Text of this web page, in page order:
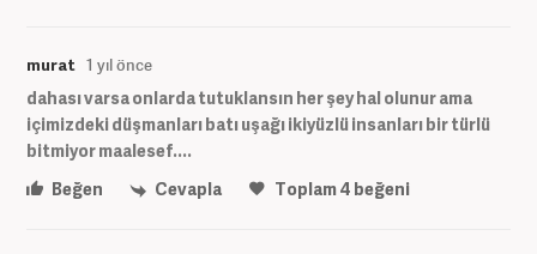
murat 1 yıl önce
dahası varsa onlarda tutuklansın her şey hal olunur ama
içimizdeki düşmanları batı uşağı ikiyüzlü insanları bir türlü
bitmiyor maalesef....
Beğen
Cevapla Toplam4 beğeni